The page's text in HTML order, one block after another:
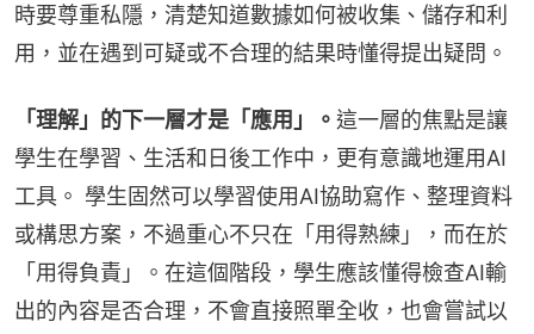
時要尊重私隱，清楚知道數據如何被收集、儲存和利
用，並在遇到可疑或不合理的結果時懂得提出疑問。
「理解」的下一層才是「應用」。 這一層的焦點是讓
學生在學習、生活和日後工作中，更有意識地運用AI
工具。 學生固然可以學習使用AI協助寫作、整理資料
或構思方案，不過重心不只在「用得熟練」，而在於
「用得負責」。在這個階段，學生應該懂得檢查AI輸
出的內容是否合理，不會直接照單全收，也會嘗試以